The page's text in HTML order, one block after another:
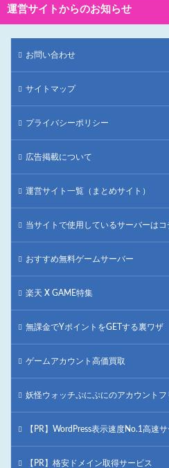
運営サイトからのお知らせ
お問い合わせ
サイトマップ
プライバシーポリシー
広告掲載について
運営サイト一覧（まとめサイト）
当サイトで使用しているサーバーはコ
おすすめ無料ゲームサーバー
楽天 X GAME特集
無課金でYポイントをGETする裏ワザ
ゲームアカウント高価買取
妖怪ウォッチぷにぷにのアカウントフ
【PR】WordPress表示速度No.1高速
【PR】格安ドメイン取得サービス